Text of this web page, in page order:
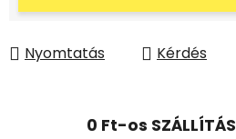
Nyomtatás Kérdés
0 Ft-os SZÁLLÍTÁS